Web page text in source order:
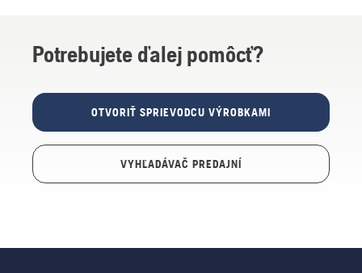
Potrebujete ďalej pomôcť?
OTVORIŤ SPRIEVODCU VÝROBKAMI
VYHĽADÁVAČ PREDAJNÍ